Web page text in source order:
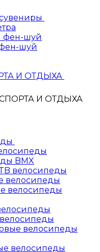
фен-шуй
шуй
И ОТДЫХА
И ОТДЫХА
BMX
велосипеды
велосипеды
велосипеды
велосипеды
велосипеды